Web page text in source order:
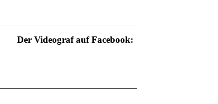
Der Videograf auf Facebook: